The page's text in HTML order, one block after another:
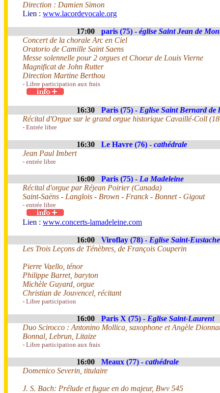
Direction : Damien Simon
Lien : www.lacordevocale.org
17:00 paris (75) - église Saint Jean de
Concert de la chorale Arc en Ciel
Oratorio de Camille Saint Saens
Messe solennelle pour 2 orgues et Choeur de Louis Vierne
Magnificat de John Rutter
Direction Martine Berthou
- Libre participation aux frais
16:30 Paris (75) - Eglise Saint Bernard de
Récital d'Orgue sur le grand orgue historique Cavaillé-Coll
- Entrée libre
16:30 Le Havre (76) - cathédrale
Jean Paul Imbert
- entrée libre
16:00 Paris (75) - La Madeleine
Récital d'orgue par Réjean Poirier (Canada)
Saint-Saëns - Langlois - Brown - Franck - Bonnet - Gigout
- entrée libre
Lien : www.concerts-lamadeleine.com
16:00 Viroflay (78) - Eglise Saint-Eustache
Les Trois Leçons de Ténèbres, de François Couperin
Pierre Vaello, ténor
Philippe Barret, baryton
Michèle Guyard, orgue
Christian de Jouvencel, récitant
- Libre participation
16:00 Paris X (75) - Eglise Saint-Laurent
Duo Scirocco : Antonino Mollica, saxophone et Angèle
Bonnal, Lebrun, Litaize
- Libre participation aux frais
16:00 Meaux (77) - cathédrale
Domenico Severin, titulaire
J. S. Bach: Prélude et fugue en do majeur, Bwv 545